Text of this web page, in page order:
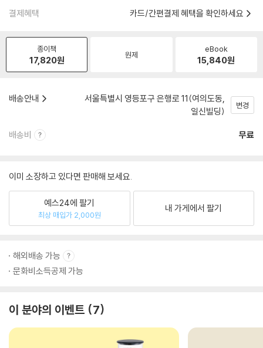
결제혜택 카드/간편결제 혜택을 확인하세요
종이책
17,820원 원제
eBook
15,840원
배송안내
서울특별시 영등포구 은행로 11(여의도동,
일신빌딩)
변경
배송비 무료
이미 소장하고 있다면 판매해 보세요.
예스24에 팔기
최상 매입가 2,000원
내 가게에서 팔기
해외배송 가능
문화비소득공제 가능
이 분야의 이벤트 7